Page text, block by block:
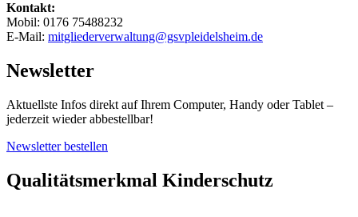
Kontakt:
Mobil: 0176 75488232
E-Mail: mitgliederverwaltung@gsvpleidelsheim.de
Newsletter
Aktuellste Infos direkt auf Ihrem Computer, Handy oder Tablet –
jederzeit wieder abbestellbar!
Newsletter bestellen
Qualitätsmerkmal Kinderschutz